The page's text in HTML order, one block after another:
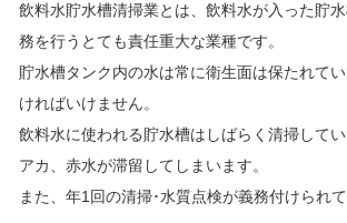
飲料水貯水槽清掃業とは、飲料水が入った貯
務を行うとても責任重大な業種です。
貯水槽タンク内の水は常に衛生面は保たれて
ければいけません。
飲料水に使われる貯水槽はしばらく清掃して
アカ、赤水が滞留してしまいます。
また、年1回の清掃･水質点検が義務付けられて